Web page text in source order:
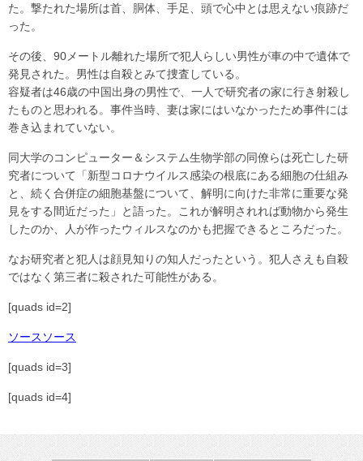
た。撃たれた場所は首、胴体、手足、頭で心中とは思えない痕跡だ
った。
その後、90メートル離れた場所で犯人らしい男性が車の中で遺体で
発見された。男性は自殺とみて捜査している。
容疑者は46歳の中国出身の男性で、一人で研究者の家に行き射殺し
たものと思われる。事件当時、妻は家にはいなかったため事件には
巻き込まれていない。
同大学のコンピューター＆システム生物学部の同僚らは死亡した研
究者について「新型コロナウイルス感染の根底にある細胞の仕組み
と、続く合併症の細胞基盤について、解明に向けた非常に重要な発
見をする間近だった」と語った。これが解明されれば動物から発生
したのか、人が作ったウィルスなのかも把握できるところだった。
なお研究者と犯人は顔見知りの知人だったという。犯人さえも自殺
ではなく第三者に殺された可能性がある。
[quads id=2]
ソース ソース
[quads id=3]
[quads id=4]